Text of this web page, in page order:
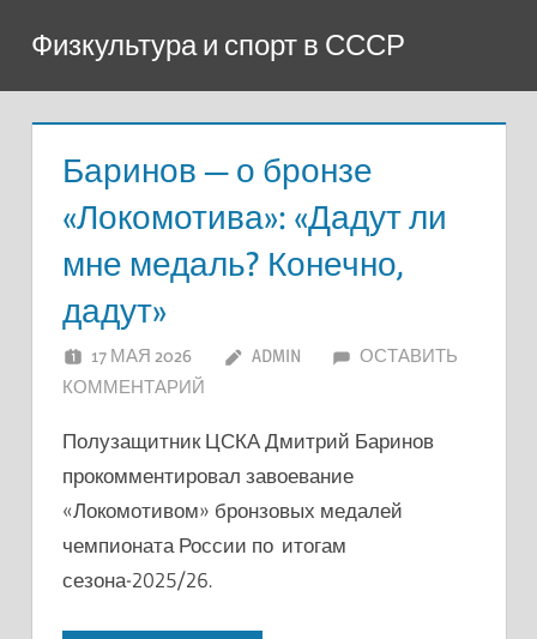
содержимому
Физкультура и спорт в СССР
Баринов — о бронзе
«Локомотива»: «Дадут ли
мне медаль? Конечно,
дадут»
17 МАЯ 2026 ADMIN
ОСТАВИТЬ
КОММЕНТАРИЙ
Полузащитник ЦСКА Дмитрий Баринов
прокомментировал завоевание
«Локомотивом» бронзовых медалей
чемпионата России по итогам
сезона-2025/26.